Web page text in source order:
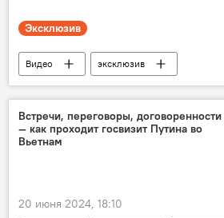
Эксклюзив
Видео
эксклюзив
пресс-конференция
Пресс-центр
Sputnik
Узбекистан
Россия
сотрудничество
инфекция
Встречи, переговоры, договоренности
— как проходит госвизит Путина во
Вьетнам
20 июня 2024, 18:10